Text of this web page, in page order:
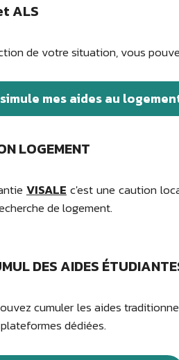
ALS
de votre situation, vous
mes aides au
LOGEMENT
VISALE c'est une caution
de logement.
DES AIDES
cumuler les aides
dédiées.